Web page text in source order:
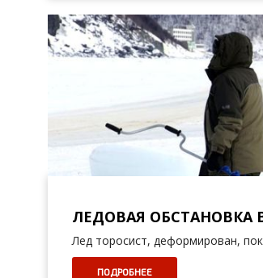
ЛЕДОВАЯ ОБСТАНОВКА
Лед торосист, деформирован,
ПОДРОБНЕЕ